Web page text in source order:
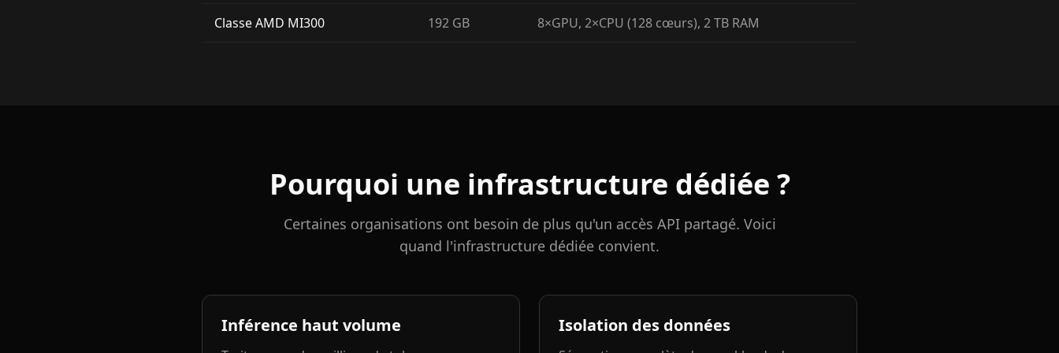
Classe AMD MI300 192 GB 8×GPU, 2×CPU (128 cœurs), 2 TB RAM
Pourquoi une infrastructure dédiée ?
Certaines organisations ont besoin de plus qu'un accès API partagé. Voici
quand l'infrastructure dédiée convient.
Inférence haut volume Isolation des données